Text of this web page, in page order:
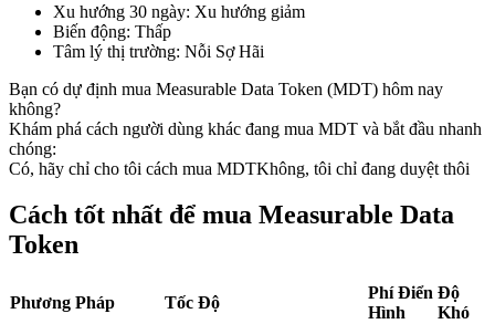
USDC Futures vĩnh cửu
Futures sử dụng USDC làm tài sản thế chấp
Xu hướng 30 ngày: Xu hướng giảm
Biến động: Thấp
Tâm lý thị trường: Nỗi Sợ Hãi
Bạn có dự định mua Measurable Data Token (MDT) hôm nay
không?
Khám phá cách người dùng khác đang mua MDT và bắt đầu nhanh
chóng:
Có, hãy chỉ cho tôi cách mua MDTKhông, tôi chỉ đang duyệt thôi
Cách tốt nhất để mua Measurable Data
Token
Phương Pháp Tốc Độ
Phí Điển
Hình
Độ
Khó